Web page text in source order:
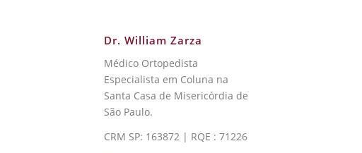
Dr. William Zarza
Médico Ortopedista
Especialista em Coluna na
Santa Casa de Misericórdia de
São Paulo.
CRM SP: 163872 | RQE : 71226